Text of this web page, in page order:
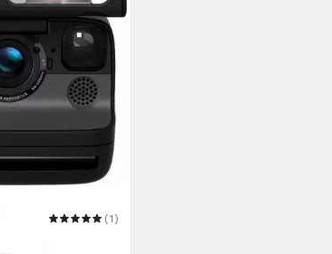
Sofortbildkamera
(1)